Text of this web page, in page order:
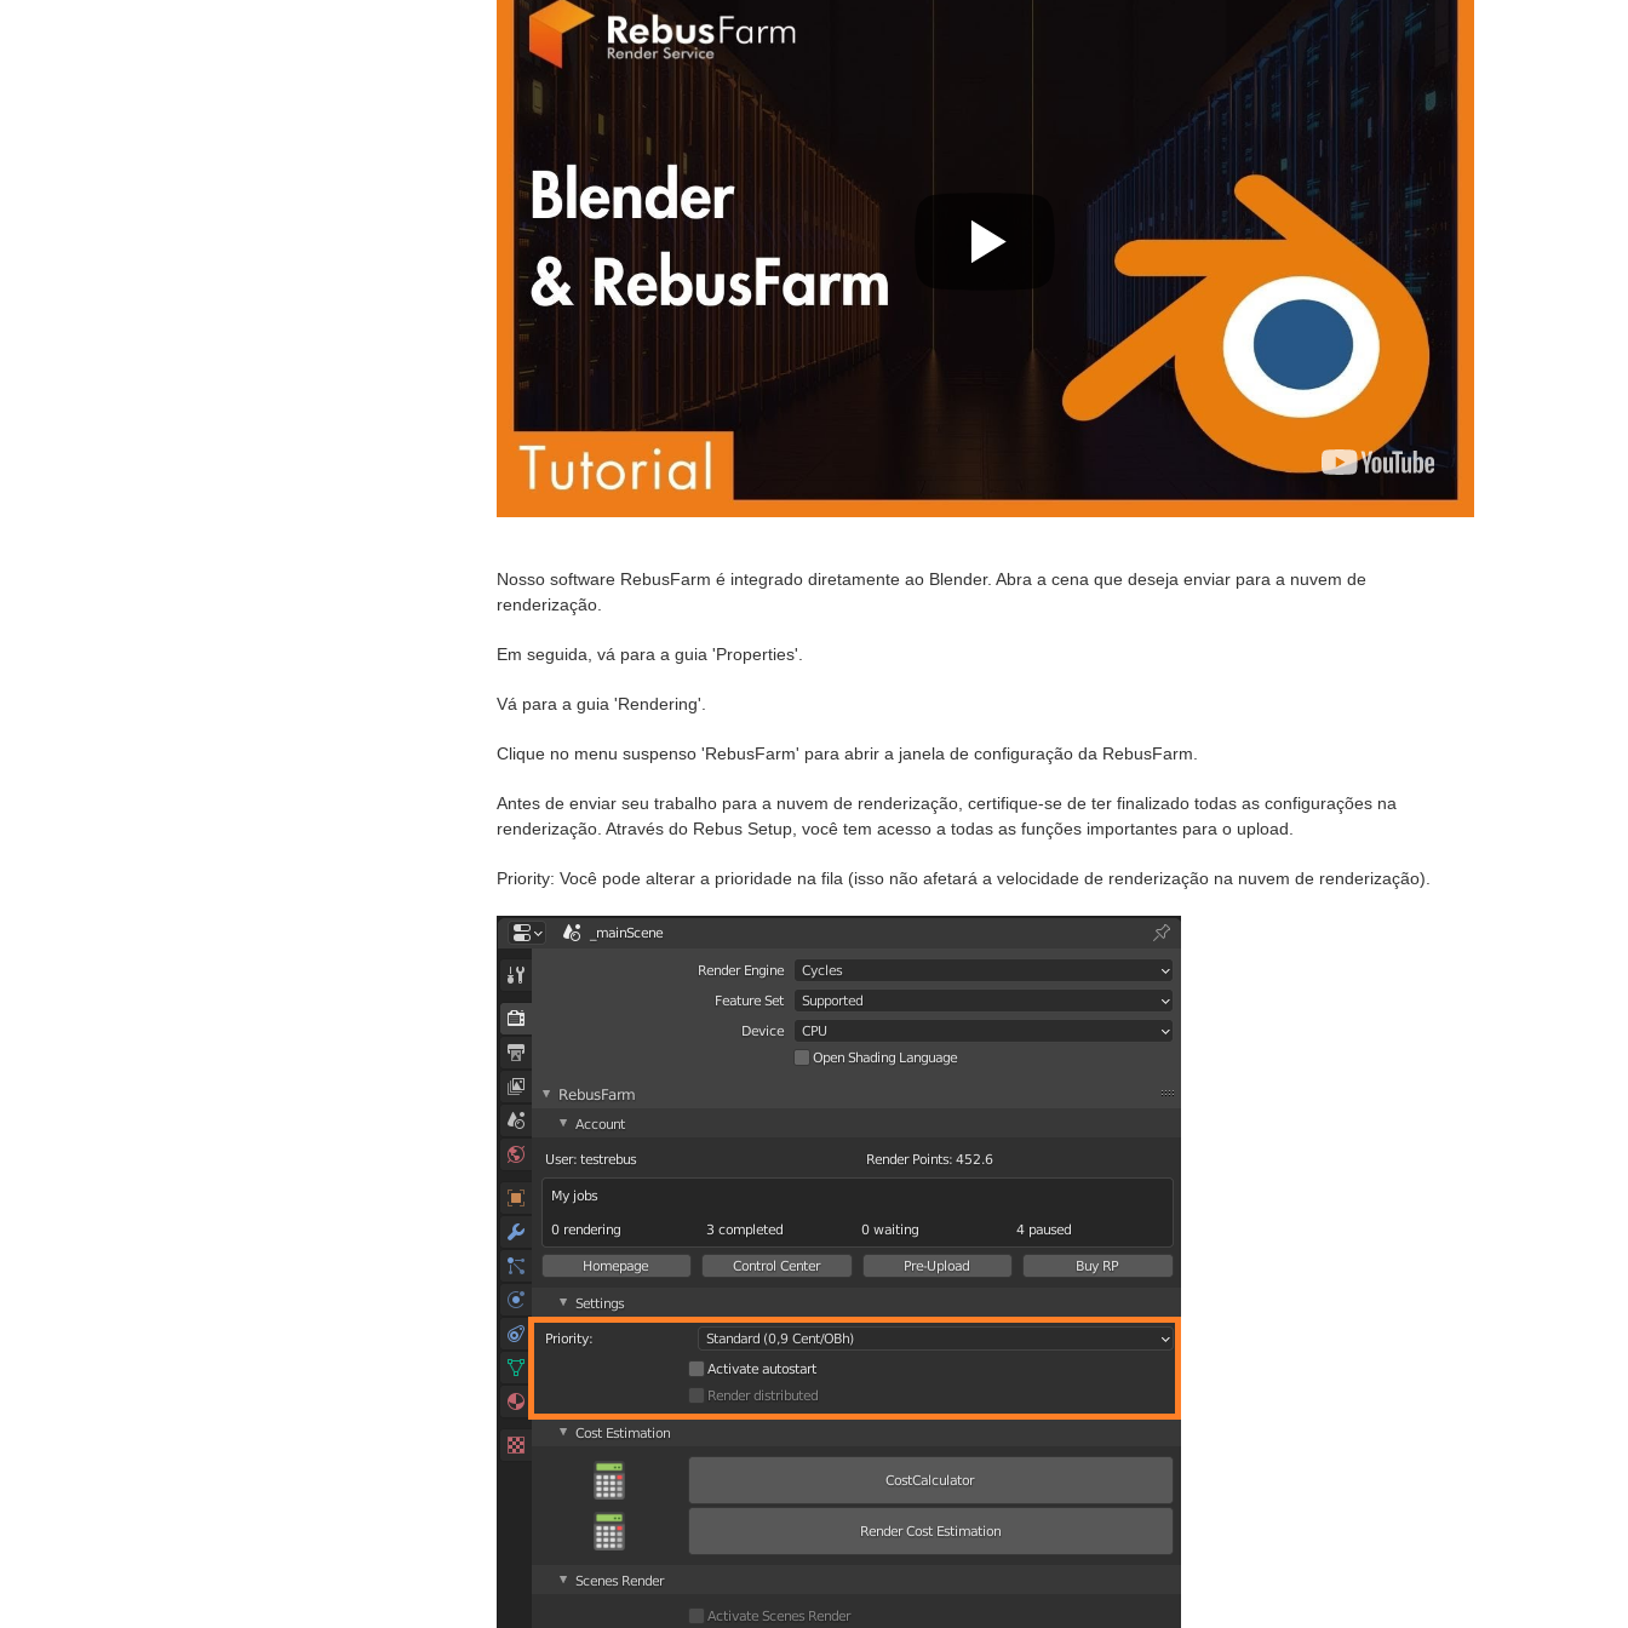
Nosso software RebusFarm é integrado diretamente ao Blender. Abra a cena que deseja enviar para a nuvem de
renderização.
Em seguida, vá para a guia 'Properties'.
Vá para a guia 'Rendering'.
Clique no menu suspenso 'RebusFarm' para abrir a janela de configuração da RebusFarm.
Antes de enviar seu trabalho para a nuvem de renderização, certifique-se de ter finalizado todas as configurações na
renderização. Através do Rebus Setup, você tem acesso a todas as funções importantes para o upload.
Priority: Você pode alterar a prioridade na fila (isso não afetará a velocidade de renderização na nuvem de renderização).